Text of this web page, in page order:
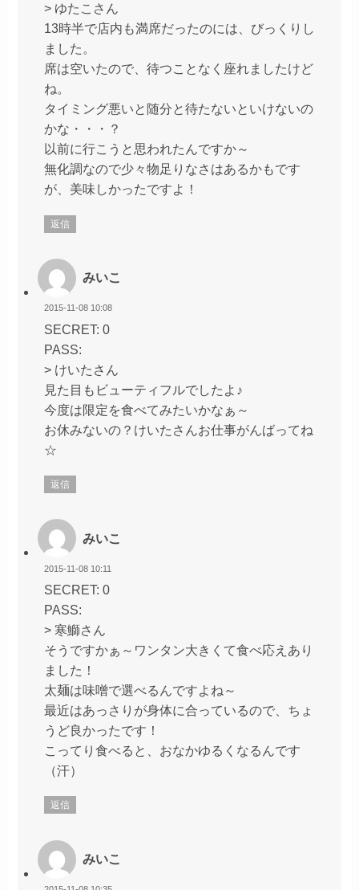
> ゆたこさん
13時半で店内も満席だったのには、びっくりし
ました。
席は空いたので、待つことなく座れましたけど
ね。
タイミング悪いと随分と待たないといけないの
かな・・・？
以前に行こうと思われたんですか～
無化調なので少々物足りなさはあるかもです
が、美味しかったですよ！
返信
みいこ
2015-11-08 10:08
SECRET: 0
PASS:
> けいたさん
見た目もビューティフルでしたよ♪
今度は限定を食べてみたいかなぁ～
お休みないの？けいたさんお仕事がんばってね
☆
返信
みいこ
2015-11-08 10:11
SECRET: 0
PASS:
> 寒鰤さん
そうですかぁ～ワンタン大きくて食べ応えあり
ました！
太麺は味噌で選べるんですよね～
最近はあっさりが身体に合っているので、ちょ
うど良かったです！
こってり食べると、おなかゆるくなるんです
（汗）
返信
みいこ